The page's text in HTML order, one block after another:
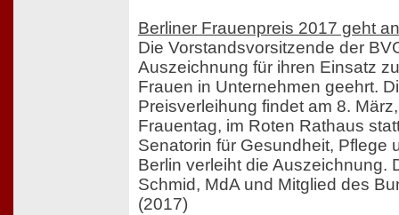
Berliner Frauenpreis 2017 geht
Die Vorstandsvorsitzende der
Auszeichnung für ihren Einsatz
Frauen in Unternehmen geehrt.
Preisverleihung findet am 8.
Frauentag, im Roten Rathaus
Senatorin für Gesundheit, Pflege
Berlin verleiht die Auszeichnung.
Schmid, MdA und Mitglied des
(2017)